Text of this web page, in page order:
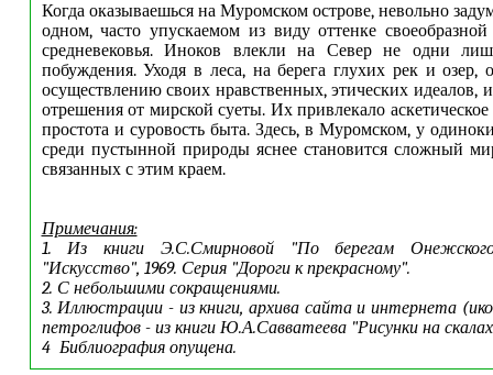
Когда оказываешься на Муромском острове, невольно
одном, часто упускаемом из виду оттенке
средневековья. Иноков влекли на Север не одни
побуждения. Уходя в леса, на берега глухих рек и озер,
осуществлению своих нравственных, этических идеалов,
отрешения от мирской суеты. Их привлекало
простота и суровость быта. Здесь, в Муромском, у
среди пустынной природы яснее становится сложный
связанных с этим краем.
Примечания:
1. Из книги Э.С.Смирновой "По берегам
"Искусство", 1969. Серия "Дороги к прекрасному".
2. С небольшими сокращениями.
3. Иллюстрации - из книги, архива сайта и интернета
петроглифов - из книги Ю.А.Савватеева "Рисунки на
4 Библиография опущена.